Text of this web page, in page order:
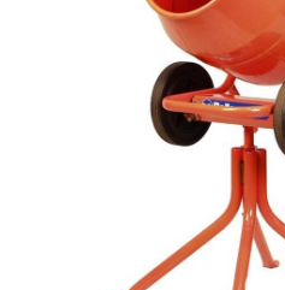
Dažymo, smėliavimo įranga
Drėgmės surinkėjai-drėkintuvai
Elektros generatoriai,
Elektros įranga ir apšvietimo
Krautuvai, ekskovatoriai
Keltuvai-pakelėjai, vežimėliai